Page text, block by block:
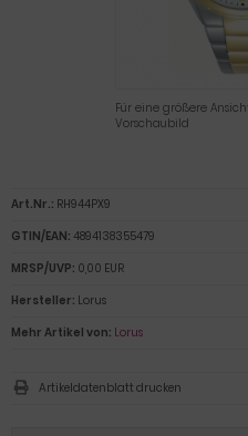
Für eine größere
Vorschaubild
Art.Nr.: RH944PX9
GTIN/EAN: 4894138355479
MRSP/UVP: 0,00 EUR
Hersteller: Lorus
Mehr Artikel von: Lorus
Artikeldatenblatt drucken